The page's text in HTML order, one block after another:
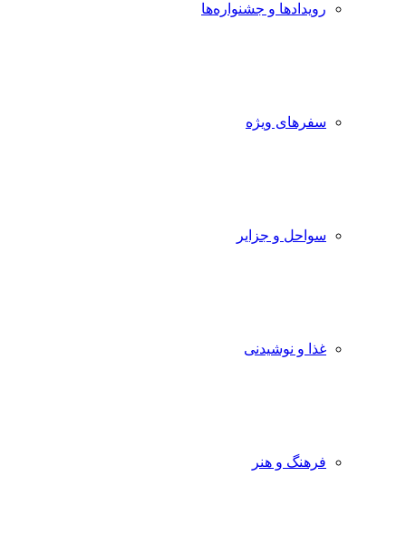
رویدادها و جشنواره‌ها
سفرهای ویژه
سواحل و جزایر
غذا و نوشیدنی
فرهنگ و هنر